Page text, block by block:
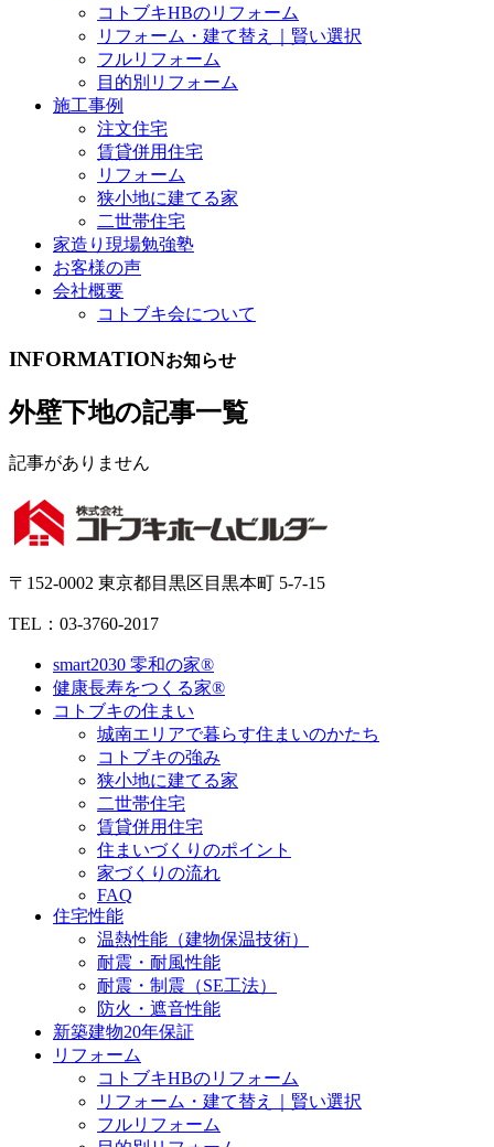
コトブキHBのリフォーム
リフォーム・建て替え｜賢い選択
フルリフォーム
目的別リフォーム
施工事例
注文住宅
賃貸併用住宅
リフォーム
狭小地に建てる家
二世帯住宅
家造り現場勉強塾
お客様の声
会社概要
コトブキ会について
INFORMATIONお知らせ
外壁下地の記事一覧
記事がありません
〒152-0002 東京都目黒区目黒本町 5-7-15
TEL：03-3760-2017
smart2030 零和の家®
健康長寿をつくる家®
コトブキの住まい
城南エリアで暮らす住まいのかたち
コトブキの強み
狭小地に建てる家
二世帯住宅
賃貸併用住宅
住まいづくりのポイント
家づくりの流れ
FAQ
住宅性能
温熱性能（建物保温技術）
耐震・耐風性能
耐震・制震（SE工法）
防火・遮音性能
新築建物20年保証
リフォーム
コトブキHBのリフォーム
リフォーム・建て替え｜賢い選択
フルリフォーム